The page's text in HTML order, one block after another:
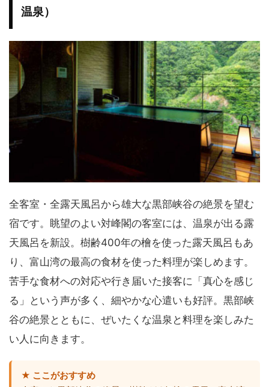
温泉）
全客室・全露天風呂から雄大な黒部峡谷の絶景を望む
宿です。眺望のよい対峰閣の客室には、温泉が出る露
天風呂を新設。樹齢400年の檜を使った露天風呂もあ
り、富山湾の最高の食材を使った料理が楽しめます。
苦手な食材への対応や行き届いた接客に「真心を感じ
る」という声が多く、細やかな心遣いも好評。黒部峡
谷の絶景とともに、ぜいたくな温泉と料理を楽しみた
い人に向きます。
★ ここがおすすめ